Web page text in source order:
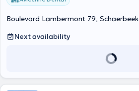
pleasure.
Boulevard Lambermont 79, Schaerbeek
Next availability